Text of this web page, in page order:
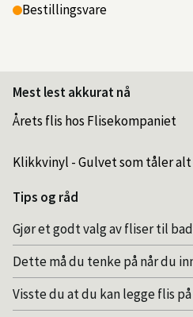
Bestillingsvare
Mest lest akkurat nå
Årets flis hos Flisekompaniet
Klikkvinyl - Gulvet som tåler alt
Tips og råd
Gjør et godt valg av fliser til
Dette må du tenke på når du
Visste du at du kan legge flis